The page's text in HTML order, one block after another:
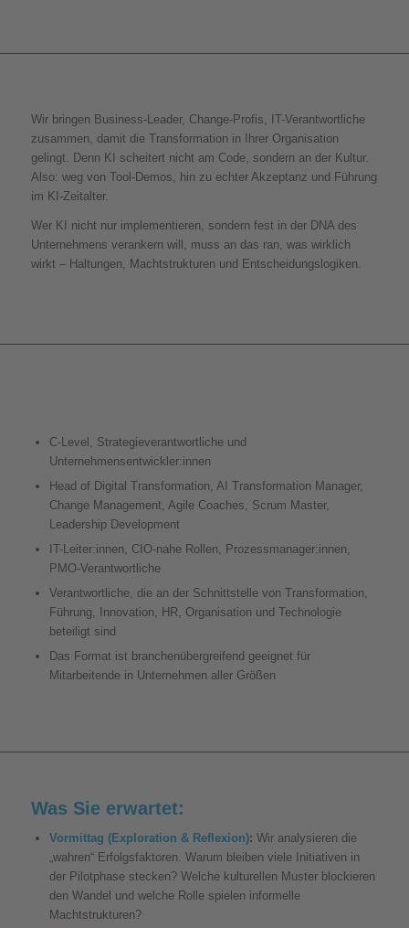
Wir bringen Business-Leader, Change-Profis, IT-Verantwortliche
zusammen, damit die Transformation in Ihrer Organisation
gelingt. Denn KI scheitert nicht am Code, sondern an der Kultur.
Also: weg von Tool-Demos, hin zu echter Akzeptanz und Führung
im KI-Zeitalter.
Wer KI nicht nur implementieren, sondern fest in der DNA des
Unternehmens verankern will, muss an das ran, was wirklich
wirkt – Haltungen, Machtstrukturen und Entscheidungslogiken.
C-Level, Strategieverantwortliche und
Unternehmensentwickler:innen
Head of Digital Transformation, AI Transformation Manager,
Change Management, Agile Coaches, Scrum Master,
Leadership Development
IT-Leiter:innen, CIO-nahe Rollen, Prozessmanager:innen,
PMO-Verantwortliche
Verantwortliche, die an der Schnittstelle von Transformation,
Führung, Innovation, HR, Organisation und Technologie
beteiligt sind
Das Format ist branchenübergreifend geeignet für
Mitarbeitende in Unternehmen aller Größen
Was Sie erwartet:
Vormittag (Exploration & Reflexion): Wir analysieren die
„wahren“ Erfolgsfaktoren. Warum bleiben viele Initiativen in
der Pilotphase stecken? Welche kulturellen Muster blockieren
den Wandel und welche Rolle spielen informelle
Machtstrukturen?